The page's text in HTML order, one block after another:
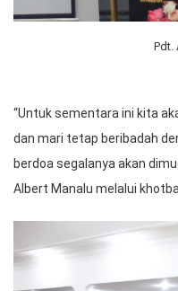
Pdt.
“Untuk sementara ini kita
dan mari tetap beribadah
berdoa segalanya akan
Albert Manalu melalui